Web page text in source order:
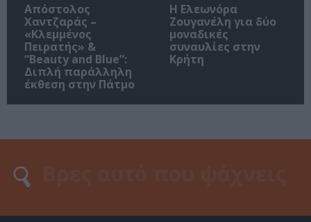
Απόστολος
Χαντζαράς –
«Κλεμμένος
Πειρατής» &
“Beauty and Blue”:
Διπλή παράλληλη
έκθεση στην Πάτμο
Η Ελεωνόρα
Ζουγανέλη για δύο
μοναδικές
συναυλίες στην
Κρήτη